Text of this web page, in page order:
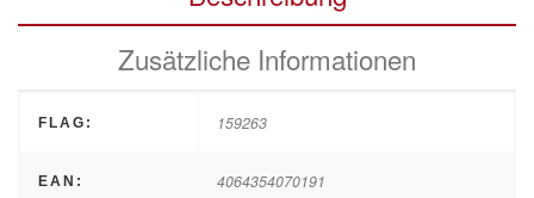
Zusätzliche Informationen
FLAG: 159263
EAN: 4064354070191